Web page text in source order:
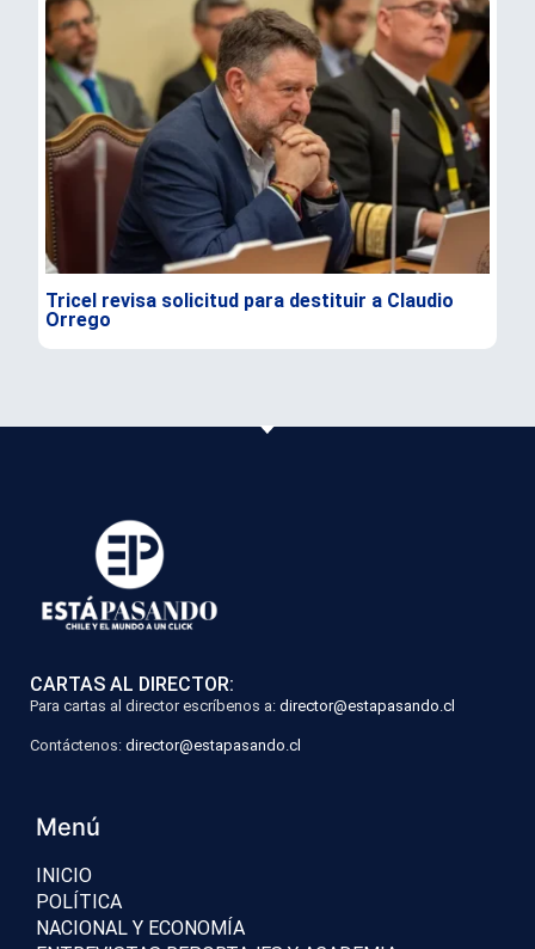
Tricel revisa solicitud para destituir a Claudio
Orrego
CARTAS AL DIRECTOR:
Para cartas al director escríbenos a: director@estapasando.cl
Contáctenos: director@estapasando.cl
Menú
INICIO
POLÍTICA
NACIONAL Y ECONOMÍA